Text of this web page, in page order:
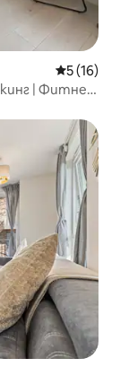
Средна
5 (16)
| Фитнес